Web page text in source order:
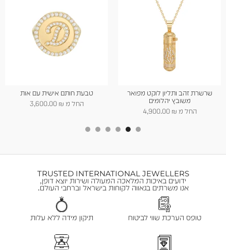
טבעת חותם אישית עם אות
החל מ
3,600.00 ₪
טבעת סמיילי
החל מ
4,400.00 ₪
TRUSTED INTERNATIONAL JEWELLERS
ידועים באיכות המלאכה המעולה ושירות יוצא דופן,
אנו משרתים בגאווה לקוחות בישראל וברחבי העולם.
טופס הערכת שווי לביטוח תיקון מידה ללא עלות